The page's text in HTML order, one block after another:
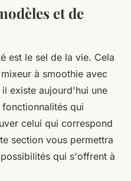
et de
est le sel de la vie. Cela
à smoothie avec
existe aujourd'hui une
qui
celui qui correspond
section vous permettra
qui s'offrent à